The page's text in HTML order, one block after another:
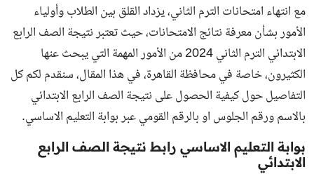
مع انتهاء امتحانات الترم الثاني، يزداد القلق بين الطلاب وأولياء
الأمور بشأن معرفة نتائج الامتحانات، حيث تعتبر نتيجة الصف الرابع
الابتدائي الترم الثاني 2024 من الأمور المهمة التي يبحث عنها
الكثيرون، خاصة في محافظة القاهرة، في هذا المقال، سنقدم لكم كل
التفاصيل حول كيفية الحصول على نتيجة الصف الرابع الابتدائي
بالاسمورقم الجلوس او بالرقم القومي عبر بوابة التعليم الاساسي.
بوابة التعليم الاساسي رابط نتيجة الصف الرابع
الابتدائي